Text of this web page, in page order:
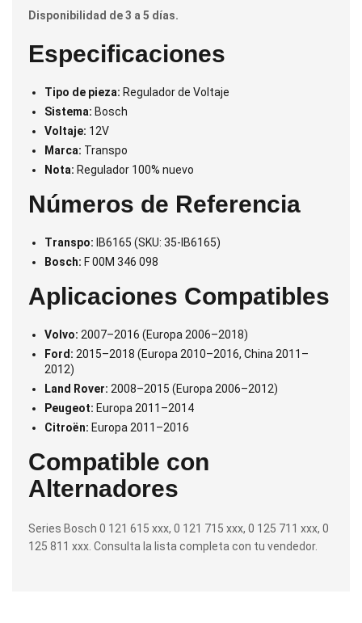
Disponibilidad de 3 a 5 días.
Especificaciones
Tipo de pieza: Regulador de Voltaje
Sistema: Bosch
Voltaje: 12V
Marca: Transpo
Nota: Regulador 100% nuevo
Números de Referencia
Transpo: IB6165 (SKU: 35-IB6165)
Bosch: F 00M 346 098
Aplicaciones Compatibles
Volvo: 2007–2016 (Europa 2006–2018)
Ford: 2015–2018 (Europa 2010–2016, China 2011–
2012)
Land Rover: 2008–2015 (Europa 2006–2012)
Peugeot: Europa 2011–2014
Citroën: Europa 2011–2016
Compatible con
Alternadores
Series Bosch 0 121 615 xxx, 0 121 715 xxx, 0 125 711 xxx, 0
125 811 xxx. Consulta la lista completa con tu vendedor.